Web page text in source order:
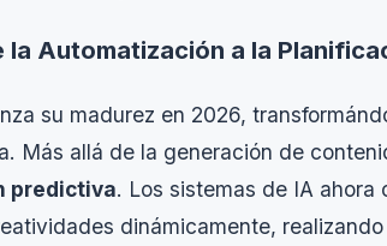
Automatización a la
su madurez en 2026,
Más allá de la generación de
predictiva. Los sistemas de IA ahora
dinámicamente,